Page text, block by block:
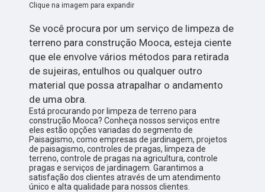
Clique na imagem para expandir
Se você procura por um serviço de limpeza de
terreno para construção Mooca, esteja ciente
que ele envolve vários métodos para retirada
de sujeiras, entulhos ou qualquer outro
material que possa atrapalhar o andamento
de uma obra.
Está procurando por limpeza de terreno para
construção Mooca? Conheça nossos serviços entre
eles estão opções variadas do segmento de
Paisagismo, como empresas de jardinagem, projetos
de paisagismo, controles de pragas, limpeza de
terreno, controle de pragas na agricultura, controle
pragas e serviços de jardinagem. Garantimos a
satisfação dos clientes através de um atendimento
único e alta qualidade para nossos clientes.